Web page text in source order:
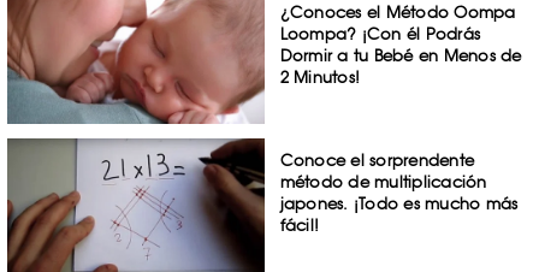
¿Conoces el Método Oompa
Loompa? ¡Con él Podrás
Dormir a tu Bebé en Menos de
2 Minutos!
Conoce el sorprendente
método de multiplicación
japones. ¡Todo es mucho más
fácil!